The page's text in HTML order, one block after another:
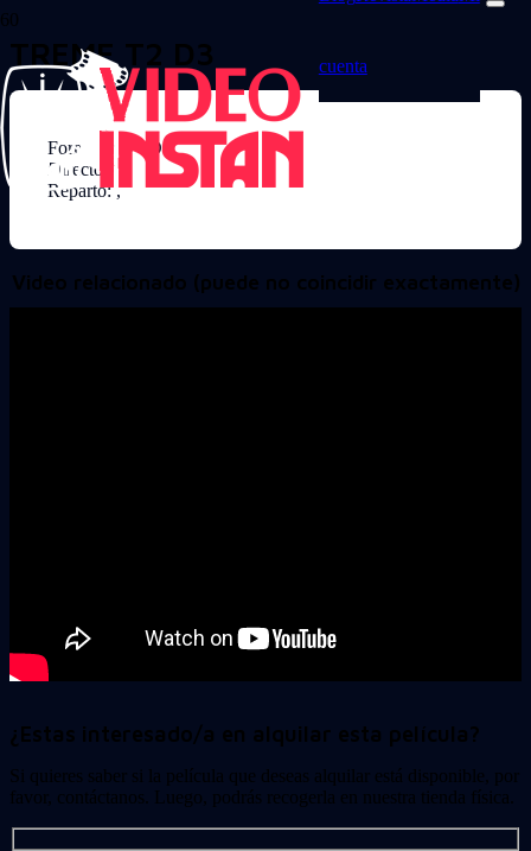
cuenta
TREME T2 D3
Formato: DVD
Director:
Reparto: ,
Video relacionado (puede no coincidir exactamente)
¿Estas interesado/a en alquilar esta película?
Si quieres saber si la película que deseas alquilar está disponible, por
favor, contáctanos. Luego, podrás recogerla en nuestra tienda física.